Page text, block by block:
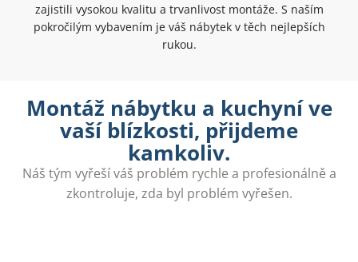
zajistili vysokou kvalitu a trvanlivost montáže. S naším
pokročilým vybavením je váš nábytek v těch nejlepších
rukou.
Montáž nábytku a kuchyní ve
vaší blízkosti, přijdeme
kamkoliv.
Náš tým vyřeší váš problém rychle a profesionálně a
zkontroluje, zda byl problém vyřešen.